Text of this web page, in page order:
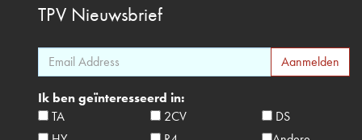
TPV Nieuwsbrief
Ik ben geïnteresseerd in:
TA
2CV
DS